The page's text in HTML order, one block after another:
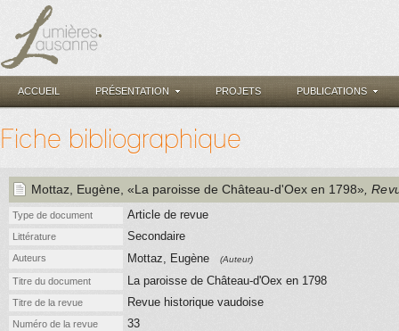
ACCUEIL PRÉSENTATION PROJETS PUBLICATIONS
Fiche bibliographique
Mottaz, Eugène , «La paroisse de Château-d'Oex en 1798» ,
Type de document Article de revue
Littérature Secondaire
Auteurs Mottaz, Eugène (Auteur)
Titre du document La paroisse de Château-d'Oex en 1798
Titre de la revue Revue historique vaudoise
Numéro de la revue 33